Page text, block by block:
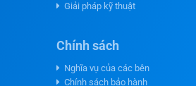
Giải pháp kỹ thuật
Chính sách
Nghĩa vụ của các bên
Chính sách bảo hành